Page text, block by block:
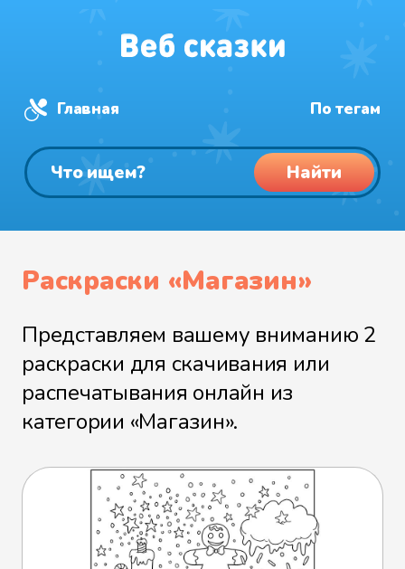
Главная По тегам
Найти
Раскраски «Магазин»
Представляем вашему вниманию 2
раскраски для скачивания или
распечатывания онлайн из
категории «Магазин».